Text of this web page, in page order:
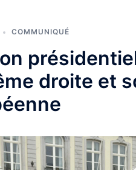
COMMUNIQUÉ
droite et